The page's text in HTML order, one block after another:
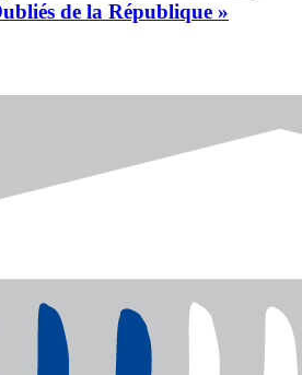
de la République »